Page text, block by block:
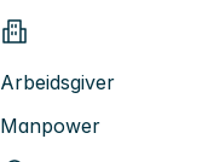
Arbeidsgiver
Manpower